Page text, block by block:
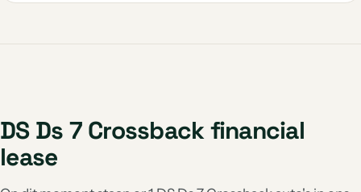
DS Ds 7 Crossback financial
lease